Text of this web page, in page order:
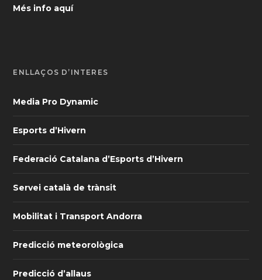
Més info aquí
ENLLAÇOS D’INTERÈS
Media Pro Dynamic
Esports d’Hivern
Federació Catalana d’Esports d’Hivern
Servei català de trànsit
Mobilitat i Transport Andorra
Predicció meteorològica
Predicció d’allaus